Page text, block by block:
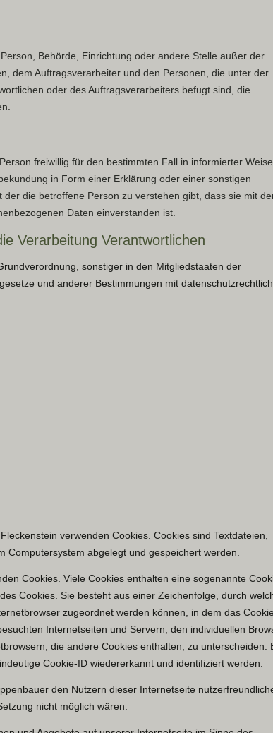
Behörde, Einrichtung oder andere Stelle außer der
dem Auftragsverarbeiter und den Personen, die unter der
oder des Auftragsverarbeiters befugt sind, die
freiwillig für den bestimmten Fall in informierter
in Form einer Erklärung oder einer sonstigen
die betroffene Person zu verstehen gibt, dass sie mit
Daten einverstanden ist.
Verarbeitung Verantwortlichen
sonstiger in den Mitgliedstaaten der
und anderer Bestimmungen mit
verwenden Cookies. Cookies sind Textdateien,
Computersystem abgelegt und gespeichert werden.
Cookies. Viele Cookies enthalten eine sogenannte
Cookies. Sie besteht aus einer Zeichenfolge, durch
zugeordnet werden können, in dem das Cookie
Internetseiten und Servern, den individuellen
die andere Cookies enthalten, zu unterscheiden.
Cookie-ID wiedererkannt und identifiziert werden.
den Nutzern dieser Internetseite
nicht möglich wären.